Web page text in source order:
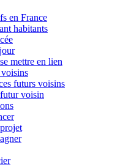
en France
habitants
mettre en lien
futurs voisins
voisin